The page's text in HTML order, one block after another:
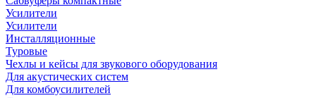
Усилители
Усилители
Инсталляционные
Туровые
Чехлы и кейсы для звукового оборудования
Для акустических систем
Для комбоусилителей